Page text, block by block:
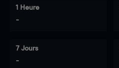
1 Heure
-
7 Jours
-